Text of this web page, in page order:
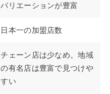
バリエーションが豊富
日本一の加盟店数
チェーン店は少なめ。地域
の有名店は豊富で見つけや
すい